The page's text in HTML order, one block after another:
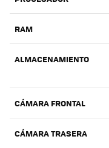
RAM
ALMACENAMIENTO
CÁMARA FRONTAL
CÁMARA TRASERA